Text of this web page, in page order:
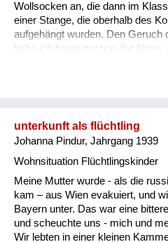
Wollsocken an, die dann im
einer Stange, die oberhalb des
aufgehängt wurden. Den Geruch
habe ich heute noch in der Nase.
jeden Tag genug Bewegung und
unterkunft als flüchtling
Johanna Pindur, Jahrgang 1939
Wohnsituation Flüchtlingskinder
Meine Mutter wurde - als die
kam – aus Wien evakuiert, und
Bayern unter. Das war eine
und scheuchte uns - mich und
Wir lebten in einer kleinen